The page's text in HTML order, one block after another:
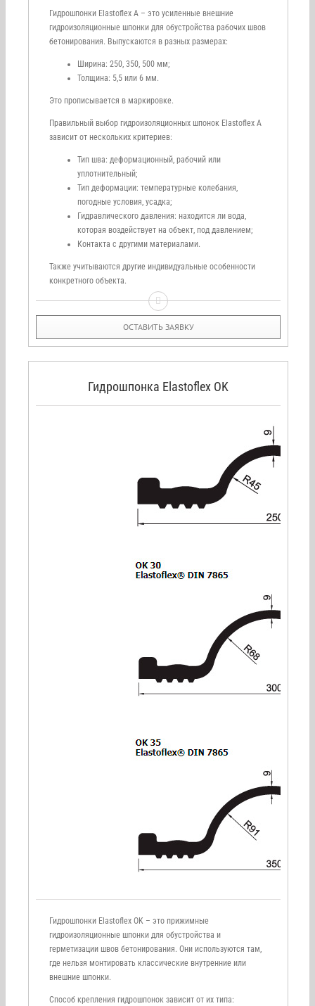
Гидрошпонки Elastoflex A – это усиленные внешние
гидроизоляционные шпонки для обустройства рабочих швов
бетонирования. Выпускаются в разных размерах:
Ширина: 250, 350, 500 мм;
Толщина: 5,5 или 6 мм.
Это прописывается в маркировке.
Правильный выбор гидроизоляционных шпонок Elastoflex A
зависит от нескольких критериев:
Тип шва: деформационный, рабочий или
уплотнительный;
Тип деформации: температурные колебания,
погодные условия, усадка;
Гидравлического давления: находится ли вода,
которая воздействует на объект, под давлением;
Контакта с другими материалами.
Также учитываются другие индивидуальные особенности
конкретного объекта.
ОСТАВИТЬ ЗАЯВКУ
Гидрошпонка Elastoflex OK
Гидрошпонки Elastoflex OK – это прижимные
гидроизоляционные шпонки для обустройства и
герметизации швов бетонирования. Они используются там,
где нельзя монтировать классические внутренние или
внешние шпонки.
Способ крепления гидрошпонок зависит от их типа: